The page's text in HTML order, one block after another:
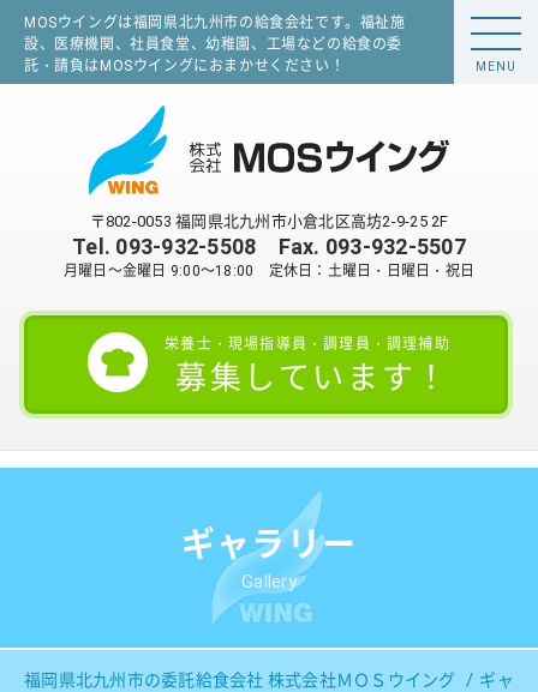
MOSウイングは福岡県北九州市の給食会社です。福祉施
設、医療機関、社員食堂、幼稚園、工場などの給食の委
託・請負はMOSウイングにおまかせください！
〒802-0053 福岡県北九州市小倉北区高坊2-9-25 2F
Tel. 093-932-5508 Fax. 093-932-5507
月曜日～金曜日 9:00～18:00 定休日：土曜日・日曜日・祝日
栄養士・現場指導員・調理員・調理補助
募集しています！
MENU
ギャラリー
Gallery
福岡県北九州市の委託給食会社 株式会社ＭＯＳウイング ギャラ